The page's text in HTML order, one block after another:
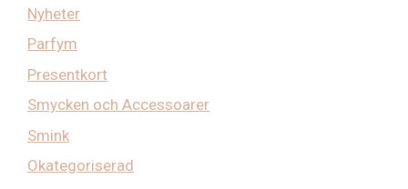
Nyheter
Parfym
Presentkort
Smycken och Accessoarer
Smink
Okategoriserad